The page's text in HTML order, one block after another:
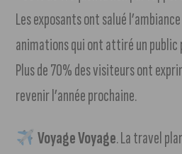
Les exposants ont salué
animations qui ont attiré un public
Plus de 70% des visiteurs ont
revenir l’année prochaine.
Voyage Voyage. La travel